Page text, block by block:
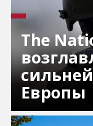
The
Европы